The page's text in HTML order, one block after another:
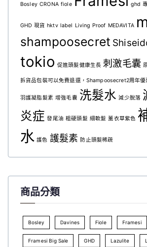
Bosley CRONA fiole ghd
GHD 現貨 hktv label Living Proof MEDAVITA
shampoosecret
tokio 促進頭髮健康生長 刺激毛囊
拆貨品包裝可以免費退還，Shampoosecret2周年優
羽護凝脂髮素 增強毛囊 洗髮水 減少脫落
炎症 發尾油 粗硬頭髮 細軟髮 薰衣草紫色
水 護色 護髮素 防止頭髮稀疏
商品分類
Bosley Davines Fiole Framesi
Framesi Big Sale GHD Lazulite